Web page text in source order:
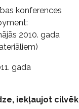
konferences
2010. gada
gada
iekļaujot